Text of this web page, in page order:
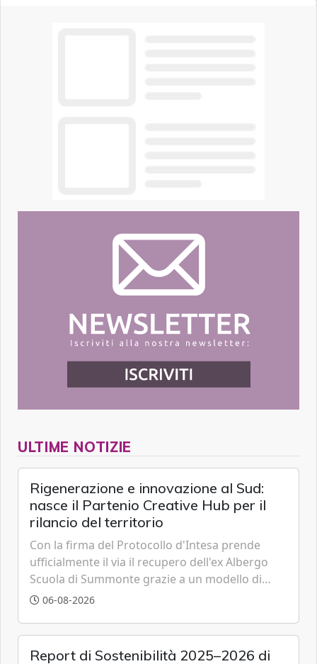
ULTIME NOTIZIE
Rigenerazione e innovazione al Sud:
nasce il Partenio Creative Hub per il
rilancio del territorio
Con la firma del Protocollo d'Intesa prende
ufficialmente il via il recupero dell'ex Albergo
Scuola di Summonte grazie a un modello di
partenariato pubblico-privato e a una rete di
06-08-2026
Report di Sostenibilità 2025–2026 di